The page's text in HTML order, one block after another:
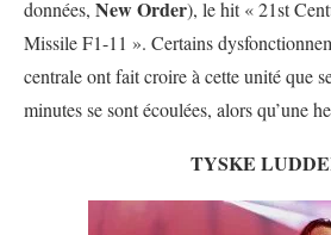
données, New Order), le hit « 21st
Missile F1-11 ». Certains
centrale ont fait croire à cette unité que
minutes se sont écoulées, alors qu’une
TYSKE